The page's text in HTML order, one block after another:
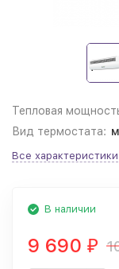
Тепловая
Вид термостата:
Все характеристики
В наличии
9 690 ₽